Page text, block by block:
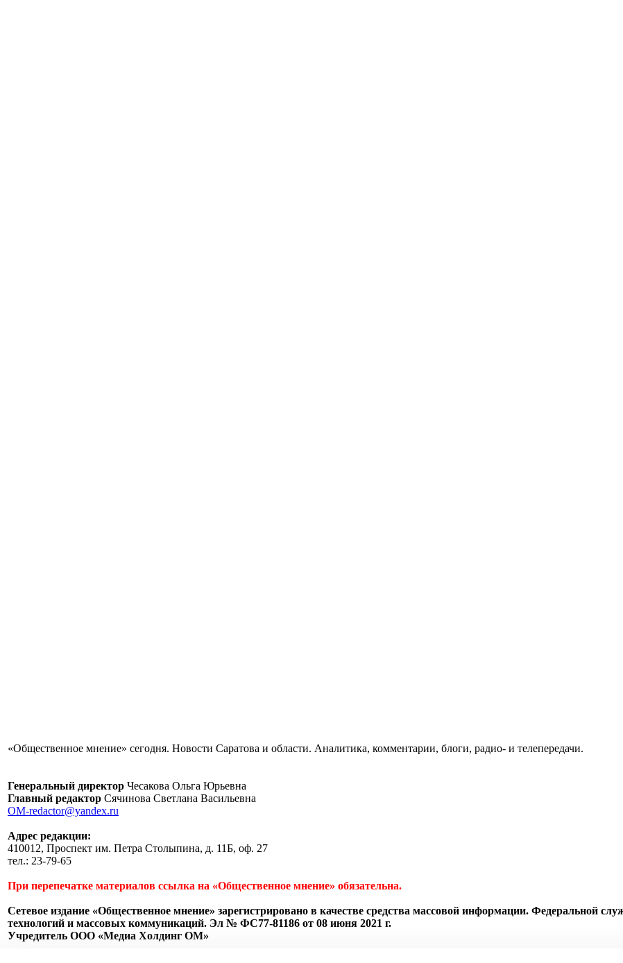
«Общественное мнение» сегодня. Новости Саратова и области. Аналитика, комментарии, блоги, радио- и телепередачи.
Генеральный директор Чесакова Ольга Юрьевна
Главный редактор Сячинова Светлана Васильевна
OM-redactor@yandex.ru
Адрес редакции:
410012, Проспект им. Петра Столыпина, д. 11Б, оф. 27
тел.: 23-79-65
При перепечатке материалов ссылка на «Общественное мнение» обязательна.
Сетевое издание «Общественное мнение» зарегистрировано в качестве средства массовой информации. Федеральной
технологий и массовых коммуникаций. Эл № ФС77-81186 от 08 июня 2021 г.
Учредитель ООО «Медиа Холдинг ОМ»